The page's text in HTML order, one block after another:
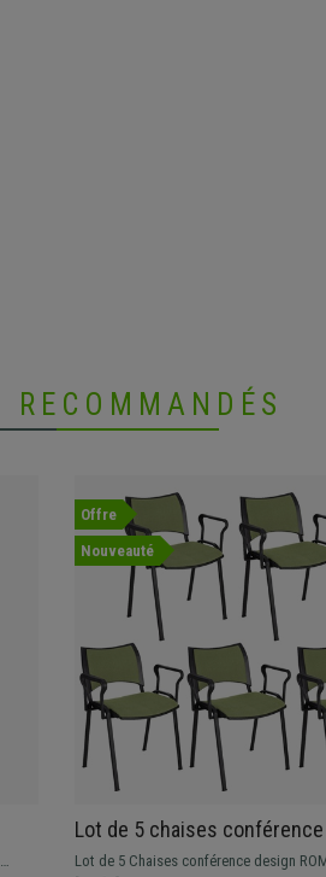
RECOMMANDÉS
Offre
Nouveauté
Lot de 5 chaises conférence
AVEC ACCOUDOIRS,
Lot de 5 Chaises conférence design